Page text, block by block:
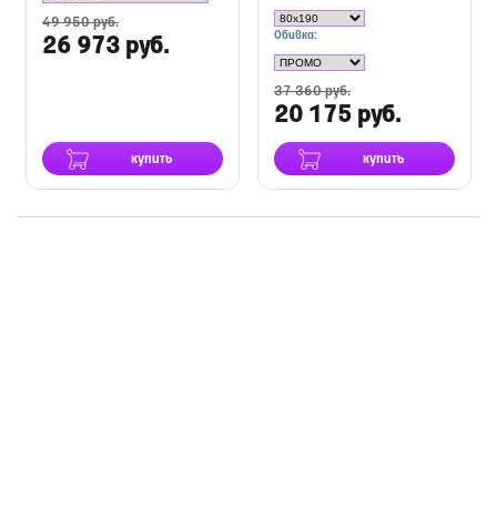
49 950 руб.
26 973 руб.
купить
Обивка:
37 360 руб.
20 175 руб.
купить